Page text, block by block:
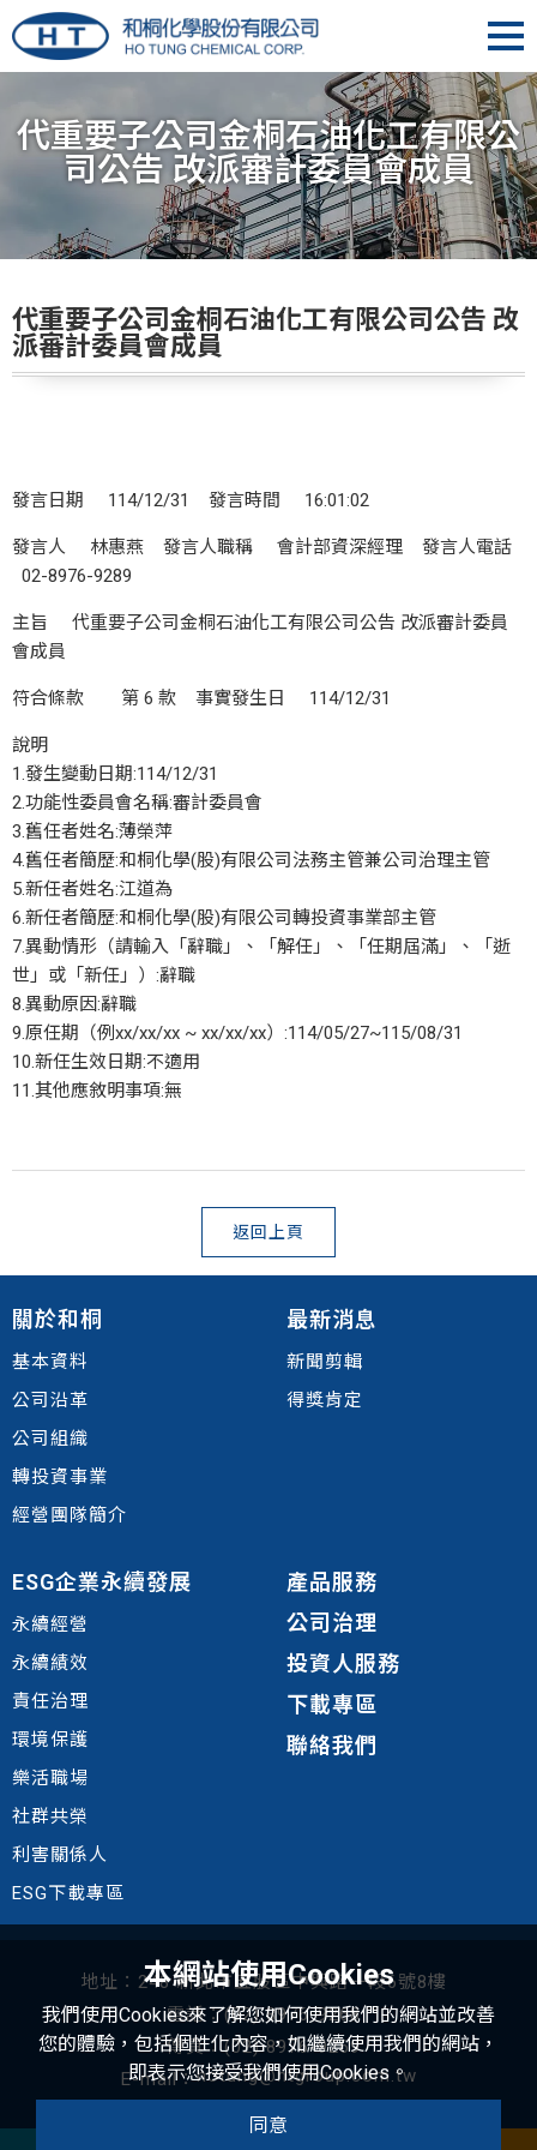
代重要子公司金桐石油化工有限公
司公告 改派審計委員會成員
代重要子公司金桐石油化工有限公司公告 改
派審計委員會成員
發言日期 114/12/31 發言時間 16:01:02
發言人 林惠燕 發言人職稱 會計部資深經理 發言人電話
02-8976-9289
主旨 代重要子公司金桐石油化工有限公司公告 改派審計委員
會成員
符合條款 第 6 款 事實發生日 114/12/31
說明
1.發生變動日期:114/12/31
2.功能性委員會名稱:審計委員會
3.舊任者姓名:薄榮萍
4.舊任者簡歷:和桐化學(股)有限公司法務主管兼公司治理主管
5.新任者姓名:江道為
6.新任者簡歷:和桐化學(股)有限公司轉投資事業部主管
7.異動情形（請輸入「辭職」、「解任」、「任期屆滿」、「逝
世」或「新任」）:辭職
8.異動原因:辭職
9.原任期（例xx/xx/xx ~ xx/xx/xx）:114/05/27~115/08/31
10.新任生效日期:不適用
11.其他應敘明事項:無
返回上頁
關於和桐
基本資料
公司沿革
公司組織
轉投資事業
經營團隊簡介
最新消息
新聞剪輯
得獎肯定
ESG企業永續發展
永續經營
永續績效
責任治理
環境保護
樂活職場
社群共榮
利害關係人
ESG下載專區
產品服務
公司治理
投資人服務
下載專區
聯絡我們
地址：248 新北市五股區中興路一段6號8樓
電話：(02) 8976-9268
傳真：(02) 8976-9269
E-mail：hotung@htgroup.com.tw
Copyright © 2022 和桐化學股份有限公司 All Rights Reserved.
本網站使用Cookies
我們使用Cookies來了解您如何使用我們的網站並改善
您的體驗，包括個性化內容，如繼續使用我們的網站，
即表示您接受我們使用Cookies。
同意